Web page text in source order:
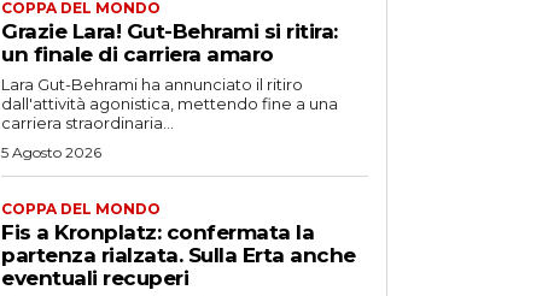
COPPA DEL MONDO
Grazie Lara! Gut-Behrami si ritira:
un finale di carriera amaro
Lara Gut-Behrami ha annunciato il ritiro
dall'attività agonistica, mettendo fine a una
carriera straordinaria...
5 Agosto 2026
COPPA DEL MONDO
Fis a Kronplatz: confermata la
partenza rialzata. Sulla Erta anche
eventuali recuperi